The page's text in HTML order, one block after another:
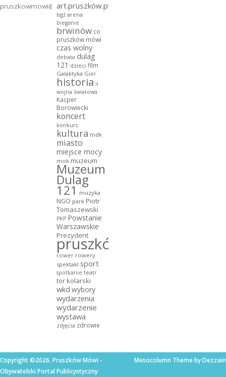
pruszkowmowi@gmail.com
art.pruszków.pl
bgż arena
bieganie
brwinów co
pruszków mówi
czas wolny
debata dulag
121 dzieci film
Galaktyka Gier
historia ii
wojna światowa
Kacper
Borowiecki
koncert
konkurs
kultura mdk
miasto
miejsce mocy
mok muzeum
Muzeum
Dulag
121 muzyka
NGO park Piotr
Tomaszewski
PKP Powstanie
Warszawskie
Prezydent
pruszków
rower rowery
spektakl sport
spotkanie teatr
tor kolarski
wkd wybory
wydarzenia
wydarzenie
wystawa
zdjęcia zdrowie
Copyright ©2026. Pruszków Mówi -
Obywatelski Portal Publicystyczny
Mesocolumn Theme by Dezzain